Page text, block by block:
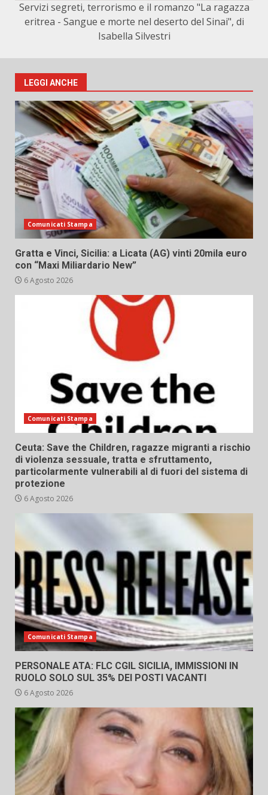
Servizi segreti, terrorismo e il romanzo "La ragazza
eritrea - Sangue e morte nel deserto del Sinai", di
Isabella Silvestri
LEGGI ANCHE
Comunicati Stampa
Gratta e Vinci, Sicilia: a Licata (AG) vinti 20mila euro
con “Maxi Miliardario New”
6 Agosto 2026
Comunicati Stampa
Ceuta: Save the Children, ragazze migranti a rischio
di violenza sessuale, tratta e sfruttamento,
particolarmente vulnerabili al di fuori del sistema di
protezione
6 Agosto 2026
Comunicati Stampa
PERSONALE ATA: FLC CGIL SICILIA, IMMISSIONI IN
RUOLO SOLO SUL 35% DEI POSTI VACANTI
6 Agosto 2026